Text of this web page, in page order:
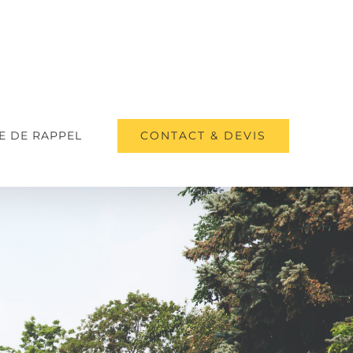
DE RAPPEL CONTACT & DEVIS